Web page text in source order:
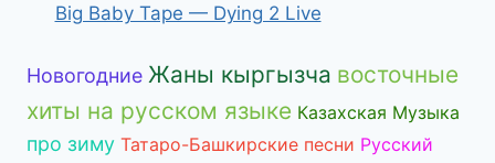
Big Baby Tape — Dying 2 Live
Новогодние Жаны кыргызча восточные
хиты на русском языке Казахская Музыка
про зиму Татаро-Башкирские песни Русский